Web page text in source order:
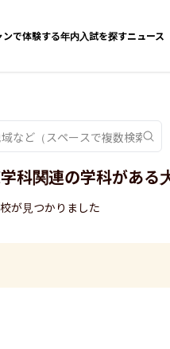
で体験する年内入試を探すニュース
科関連の学科がある
校が見つかりました